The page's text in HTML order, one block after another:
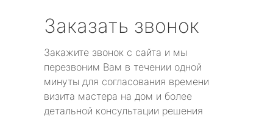
Заказать звонок
Закажите звонок с сайта и мы
перезвоним Вам в течении одной
минуты для согласования времени
визита мастера на дом и более
детальной консультации решения